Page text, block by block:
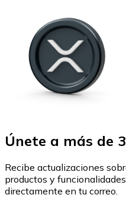
Únete a más de
Recibe actualizaciones
productos y
directamente en tu correo.